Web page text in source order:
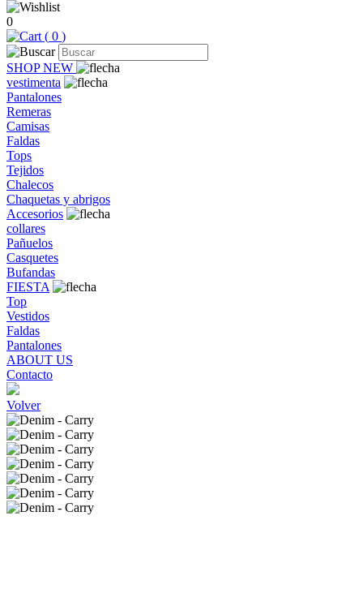
0
( 0 )
SHOP NEW
vestimenta
Pantalones
Remeras
Camisas
Faldas
Tops
Tejidos
Chalecos
Chaquetas y abrigos
Accesorios
collares
Pañuelos
Casquetes
Bufandas
FIESTA
Top
Vestidos
Faldas
Pantalones
ABOUT US
Contacto
Volver